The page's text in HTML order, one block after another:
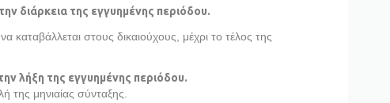
διάρκεια της εγγυημένης περιόδου.
καταβάλλεται στους δικαιούχους, μέχρι το τέλος της
λήξη της εγγυημένης περιόδου.
της μηνιαίας σύνταξης.